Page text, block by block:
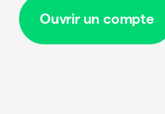
Ouvrir un compte